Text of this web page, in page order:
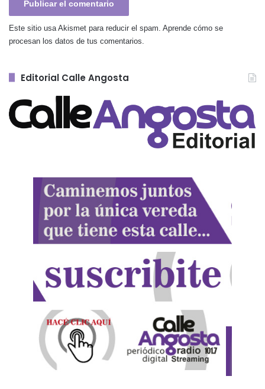
Este sitio usa Akismet para reducir el spam. Aprende cómo se
procesan los datos de tus comentarios.
Editorial Calle Angosta